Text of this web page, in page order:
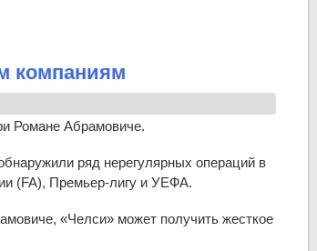
компаниям
Романе Абрамовиче.
ряд нерегулярных операций в
(FA), Премьер-лигу и УЕФА.
«Челси» может получить жесткое